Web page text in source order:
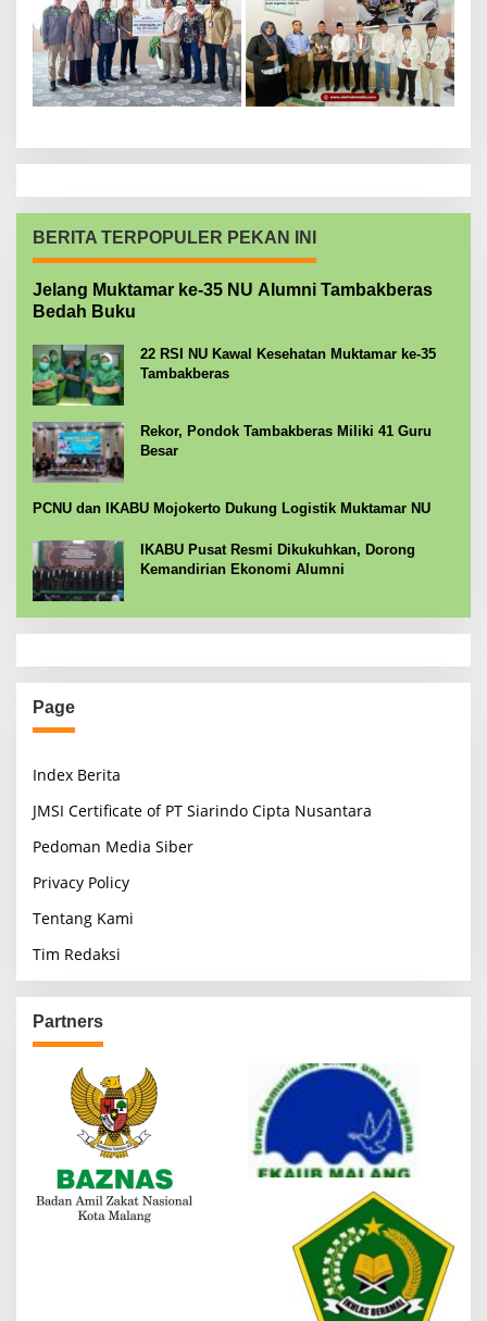
BERITA TERPOPULER PEKAN INI
Jelang Muktamar ke-35 NU Alumni Tambakberas
Bedah Buku
22 RSI NU Kawal Kesehatan Muktamar ke-35
Tambakberas
Rekor, Pondok Tambakberas Miliki 41 Guru
Besar
PCNU dan IKABU Mojokerto Dukung Logistik Muktamar NU
IKABU Pusat Resmi Dikukuhkan, Dorong
Kemandirian Ekonomi Alumni
Page
Index Berita
JMSI Certificate of PT Siarindo Cipta Nusantara
Pedoman Media Siber
Privacy Policy
Tentang Kami
Tim Redaksi
Partners